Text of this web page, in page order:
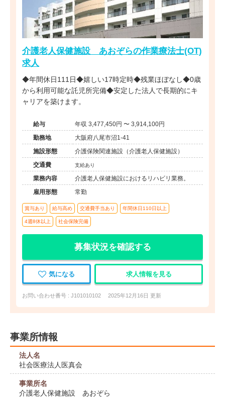
介護老人保健施設 あおぞらの作業療法士(OT)
求人
◆年間休日111日◆嬉しい17時定時◆残業ほぼなし◆0歳
から利用可能な託児所完備◆安定した法人で長期的にキ
ャリアを築けます。
給与
年収 3,477,450円 〜 3,914,100円
勤務地
大阪府八尾市沼1-41
施設形態
介護保険関連施設（介護老人保健施設）
交通費
支給あり
業務内容
介護老人保健施設におけるリハビリ業務。
雇用形態
常勤
賞与あり 給与高め 交通費手当あり 年間休日110日以上
4週8休以上 社会保険完備
募集状況を確認する
気になる 求人情報を見る
お問い合わせ番号 : J101010102 2025年12月16日 更新
事業所情報
法人名
社会医療法人医真会
事業所名
介護老人保健施設 あおぞら